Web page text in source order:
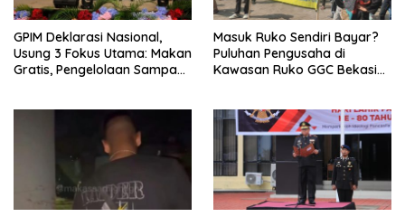
GPIM Deklarasi Nasional,
Usung 3 Fokus Utama: Makan
Gratis, Pengelolaan Sampah
Masuk Ruko Sendiri Bayar?
Puluhan Pengusaha di
Kawasan Ruko GGC Bekasi